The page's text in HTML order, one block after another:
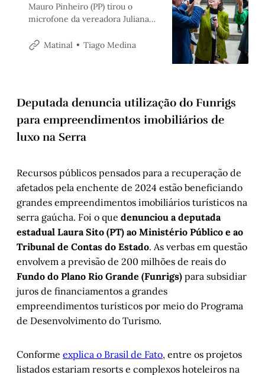
Mauro Pinheiro (PP) tirou o
microfone da vereadora Juliana
fala dela em plenário.
Matinal Tiago Medina
Deputada denuncia utilização do Funrigs
para empreendimentos imobiliários de
luxo na Serra
Recursos públicos pensados para a recuperação de
afetados pela enchente de 2024 estão beneficiando
grandes empreendimentos imobiliários turísticos na
serra gaúcha. Foi o que denunciou a deputada
estadual Laura Sito (PT) ao Ministério Público e ao
Tribunal de Contas do Estado. As verbas em questão
envolvem a previsão de 200 milhões de reais do
Fundo do Plano Rio Grande (Funrigs) para subsidiar
juros de financiamentos a grandes
empreendimentos turísticos por meio do Programa
de Desenvolvimento do Turismo.
Conforme explica o Brasil de Fato, entre os projetos
listados estariam resorts e complexos hoteleiros na